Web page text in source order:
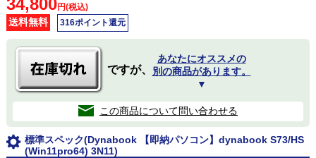
34,800円(税込)
送料無料 316ポイント還元
ですが、
あなたにオススメの
別の商品があります。
▼
この商品について問い合わせる
標準スペック(Dynabook 【即納パソコン】dynabook S73/HS
(Win11pro64) 3N11)